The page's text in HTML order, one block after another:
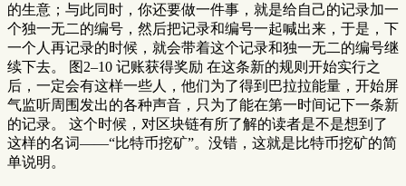
的生意；与此同时，你还要做一件事，就是给自己的记录加一
个独一无二的编号，然后把记录和编号一起喊出来，于是，下
一个人再记录的时候，就会带着这个记录和独一无二的编号继
续下去。 图2–10 记账获得奖励 在这条新的规则开始实行之
后，一定会有这样一些人，他们为了得到巴拉拉能量，开始屏
气监听周围发出的各种声音，只为了能在第一时间记下一条新
的记录。 这个时候，对区块链有所了解的读者是不是想到了
这样的名词——“比特币挖矿”。没错，这就是比特币挖矿的简
单说明。